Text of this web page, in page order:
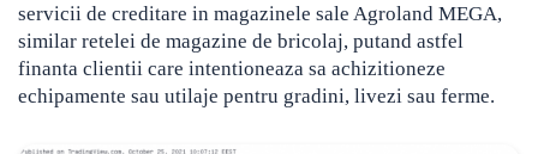
servicii de creditare in magazinele sale Agroland MEGA,
similar retelei de magazine de bricolaj, putand astfel
finanta clientii care intentioneaza sa achizitioneze
echipamente sau utilaje pentru gradini, livezi sau ferme.